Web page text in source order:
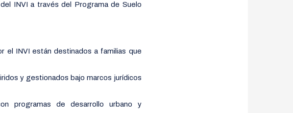
INVI a través del Programa de Suelo
el INVI están destinados a familias que
y gestionados bajo marcos jurídicos
programas de desarrollo urbano y